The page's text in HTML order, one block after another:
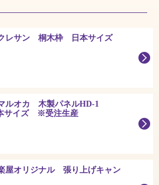
レサン 桐木枠 日本サイズ
ルオカ 木製パネルHD-1
サイズ ※受注生産
屋オリジナル 張り上げキャン